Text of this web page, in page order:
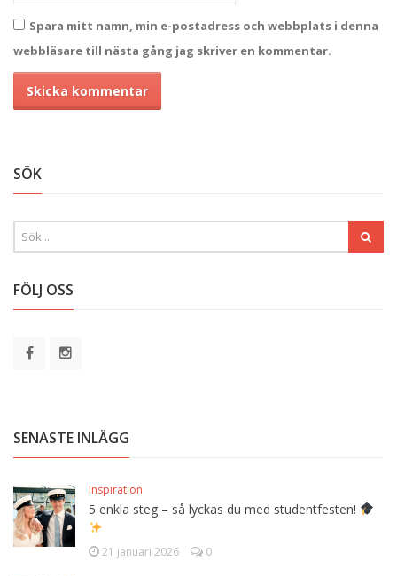
Spara mitt namn, min e-postadress och webbplats i denna
webbläsare till nästa gång jag skriver en kommentar.
SÖK
FÖLJ OSS
SENASTE INLÄGG
Inspiration
5 enkla steg – så lyckas du med studentfesten!
21 januari 2026 0